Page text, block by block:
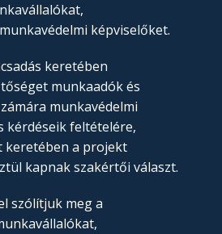
képviselőket.
keretében
munkaadók és
munkavédelmi
kérdéseik feltételére,
keretében a projekt
kapnak szakértői választ.
szólítjuk meg a